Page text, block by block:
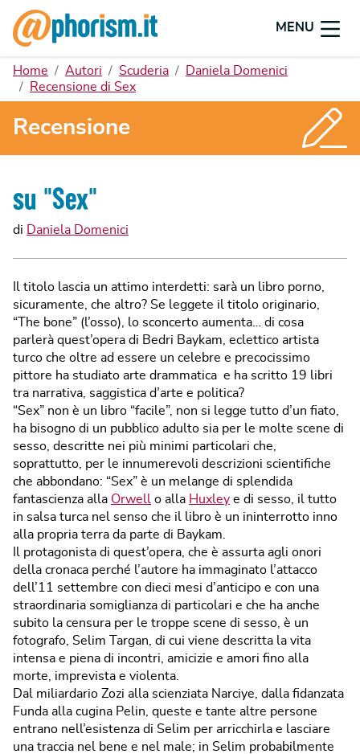
MENU
Home Autori Scuderia
Daniela Domenici
Recensione di Sex
Recensione
su "Sex"
di Daniela Domenici
Il titolo lascia un attimo interdetti: sarà un libro porno,
sicuramente, che altro? Se leggete il titolo originario,
“The bone” (l’osso), lo sconcerto aumenta… di cosa
parlerà quest’opera di Bedri Baykam, eclettico artista
turco che oltre ad essere un celebre e precocissimo
pittore ha studiato arte drammatica e ha scritto 19 libri
tra narrativa, saggistica d’arte e politica?
“Sex” non è un libro “facile”, non si legge tutto d’un fiato,
ha bisogno di un pubblico adulto sia per le molte scene di
sesso, descritte nei più minimi particolari che,
soprattutto, per le innumerevoli descrizioni scientifiche
che abbondano: “Sex” è un melange di splendida
fantascienza alla Orwell o alla Huxley e di sesso, il tutto
in salsa turca nel senso che il libro è un ininterrotto inno
alla propria terra da parte di Baykam.
Il protagonista di quest’opera, che è assurta agli onori
della cronaca perché l’autore ha immaginato l’attacco
dell’11 settembre con dieci mesi d’anticipo e con una
straordinaria somiglianza di particolari e che ha anche
subito la censura per le troppe scene di sesso, è un
fotografo, Selim Targan, di cui viene descritta la vita
intensa e piena di incontri, amicizie e amori fino alla
morte, imprevista e violenta.
Dal miliardario Zozi alla scienziata Narciye, dalla fidanzata
Funda alla cugina Pelin, queste e tante altre persone
entrano nell’esistenza di Selim per arricchirla e lasciare
una traccia nel bene e nel male; in Selim probabilmente